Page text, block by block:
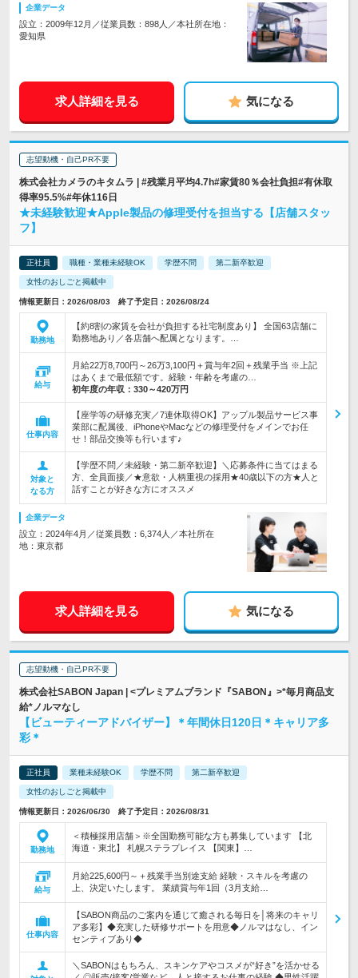
企業データ
設立：2009年12月／従業員数：898人／本社所在地：
愛知県
求人詳細を見る 気になる
志望動機・自己PR不要
株式会社カメラのキタムラ | #残業月平均4.7h#家賃80％会社負担#有休取
得率95.5%#年休116日
★未経験歓迎★Apple製品の修理受付を担当する【店舗スタッ
フ】
正社員 職種・業種未経験OK 学歴不問 第二新卒歓迎
女性のおしごと掲載中
情報更新日：2026/08/03 終了予定日：2026/08/24
勤務地
【約8割の家賃を会社が負担する社宅制度あり】 全国63店舗に
勤務地あり／各店舗へ配属となります。…
給与
月給22万8,700円～26万3,100円＋賞与年2回＋残業手当 ※上記
はあくまで最低額です。経験・年齢を考慮の…
初年度の年収： 330～420万円
仕事内容
【座学等の研修充実／7連休取得OK】アップル製品サービス事
業部に配属後、iPhoneやMacなどの修理受付をメインでお任
せ！部品交換等も行います♪
対象と
なる方
【学歴不問／未経験・第二新卒歓迎】＼応募条件に当てはまる
方、全員面接／★意欲・人柄重視の採用★40歳以下の方★人と
話すことが好きな方にオススメ
企業データ
設立：2024年4月／従業員数：6,374人／本社所在
地：東京都
求人詳細を見る 気になる
志望動機・自己PR不要
株式会社SABON Japan | <プレミアムブランド『SABON』>*毎月商品支
給*ノルマなし
【ビューティーアドバイザー】＊年間休日120日＊キャリア多
彩＊
正社員 業種未経験OK 学歴不問 第二新卒歓迎
女性のおしごと掲載中
情報更新日：2026/06/30 終了予定日：2026/08/31
勤務地
＜積極採用店舗＞※全国勤務可能な方も募集しています 【北
海道・東北】 札幌ステラプレイス 【関東】…
給与
月給225,600円～＋残業手当別途支給 経験・スキルを考慮の
上、決定いたします。 業績賞与年1回（3月支給…
仕事内容
【SABON商品のご案内を通じて癒される毎日を│将来のキャリ
ア多彩】◆充実した研修サポートを用意◆ノルマはなし、イン
センティブあり◆
＼SABONはもちろん、スキンケアやコスメが“好き”を活かせる